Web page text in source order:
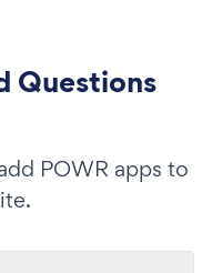
Questions
POWR apps to